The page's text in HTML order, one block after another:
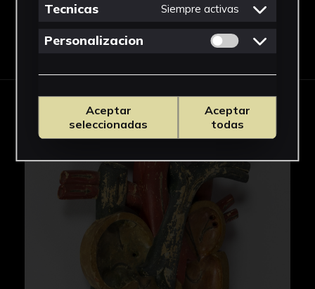
Descargar Ficha
IMÁGENES
Tecnicas Siempre activas
Personalizacion Permitir cookies
Aceptar
seleccionadas
Aceptar
todas